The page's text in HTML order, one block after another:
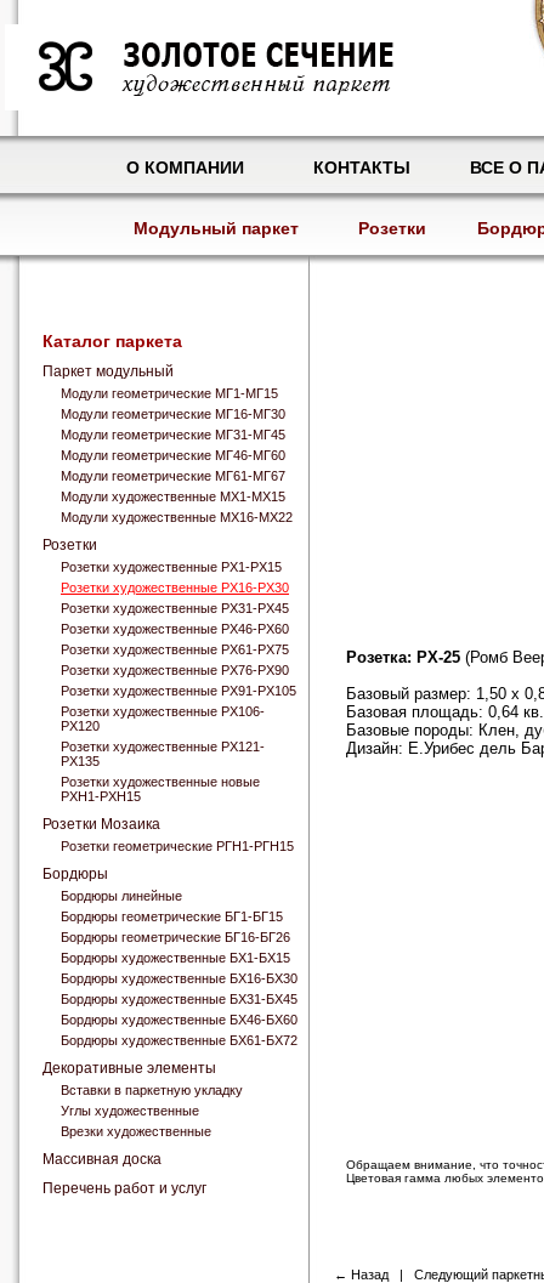
О КОМПАНИИ КОНТАКТЫ ВСЕ О
Модульный паркет Розетки
Каталог паркета
Паркет модульный
Модули геометрические МГ1-МГ15
Модули геометрические МГ16-МГ30
Модули геометрические МГ31-МГ45
Модули геометрические МГ46-МГ60
Модули геометрические МГ61-МГ67
Модули художественные МХ1-МХ15
Модули художественные МХ16-МХ22
Розетки
Розетки художественные РХ1-РХ15
Розетки художественные РХ16-РХ30
Розетки художественные РХ31-РХ45
Розетки художественные РХ46-РХ60
Розетки художественные РХ61-РХ75
Розетки художественные РХ76-РХ90
Розетки художественные РХ91-РХ105
Розетки художественные РХ106-
РХ120
Розетки художественные РХ121-
РХ135
Розетки художественные новые
РХН1-РХН15
Розетки Мозаика
Розетки геометрические РГН1-РГН15
Бордюры
Бордюры линейные
Бордюры геометрические БГ1-БГ15
Бордюры геометрические БГ16-БГ26
Бордюры художественные БХ1-БХ15
Бордюры художественные БХ16-БХ30
Бордюры художественные БХ31-БХ45
Бордюры художественные БХ46-БХ60
Бордюры художественные БХ61-БХ72
Декоративные элементы
Вставки в паркетную укладку
Углы художественные
Врезки художественные
Массивная доска
Перечень работ и услуг
Розетка: РХ-25 (Ромб
Базовый размер: 1,50 x
Базовая площадь: 0,64
Базовые породы: Клен,
Дизайн: Е.Урибес дель
Обращаем внимание, что
Цветовая гамма любых
← Назад | Следующий